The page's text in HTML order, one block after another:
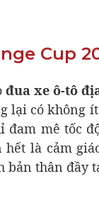
ACCESSORIES
Cup
đua xe ô-tô
lại có không
đam mê tốc
hết là cảm
bản thân đầy